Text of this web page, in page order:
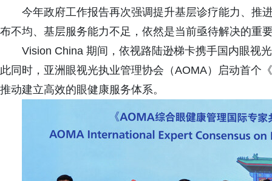
今年政府工作报告再次强调提升基层诊疗能力、推
布不均、基层服务能力不足，依然是当前亟待解决的重
Vision China 期间，依视路陆逊梯卡携手国内眼视
此同时，亚洲眼视光执业管理协会（AOMA）启动首个
推动建立高效的眼健康服务体系。